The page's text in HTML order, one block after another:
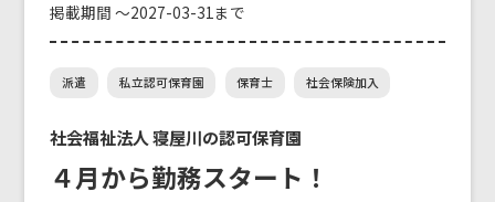
掲載期間 ～2027-03-31まで
派遣 私立認可保育園 保育士 社会保険加入
社会福祉法人 寝屋川の認可保育園
４月から勤務スタート！